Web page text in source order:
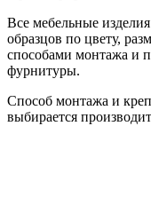
Все мебельные
образцов по цвету,
способами монтажа и
фурнитуры.
Способ монтажа и
выбирается